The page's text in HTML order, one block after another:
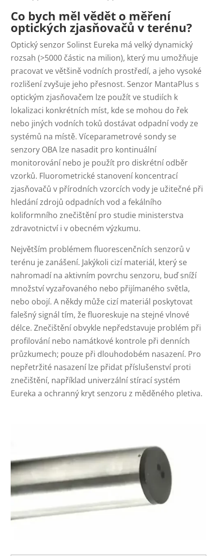
Co bych měl vědět o měření
optických zjasňovačů v terénu?
Optický senzor Solinst Eureka má velký dynamický
rozsah (>5000 částic na milion), který mu umožňuje
pracovat ve většině vodních prostředí, a jeho vysoké
rozlišení zvyšuje jeho přesnost. Senzor MantaPlus s
optickým zjasňovačem lze použít ve studiích k
lokalizaci konkrétních míst, kde se mohou do řek
nebo jiných vodních toků dostávat odpadní vody ze
systémů na místě. Víceparametrové sondy se
senzory OBA lze nasadit pro kontinuální
monitorování nebo je použít pro diskrétní odběr
vzorků. Fluorometrické stanovení koncentrací
zjasňovačů v přírodních vzorcích vody je užitečné při
hledání zdrojů odpadních vod a fekálního
koliformního znečištění pro studie ministerstva
zdravotnictví i v obecném výzkumu.
Největším problémem fluorescenčních senzorů v
terénu je zanášení. Jakýkoli cizí materiál, který se
nahromadí na aktivním povrchu senzoru, buď sníží
množství vyzařovaného nebo přijímaného světla,
nebo obojí. A někdy může cizí materiál poskytovat
falešný signál tím, že fluoreskuje na stejné vlnové
délce. Znečištění obvykle nepředstavuje problém při
profilování nebo namátkové kontrole při denních
průzkumech; pouze při dlouhodobém nasazení. Pro
nepřetržité nasazení lze přidat příslušenství proti
znečištění, například univerzální stírací systém
Eureka a ochranný kryt senzoru z měděného pletiva.